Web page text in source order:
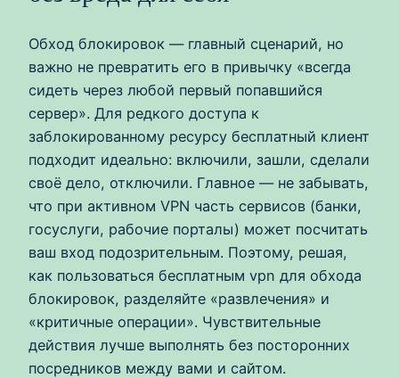
Обход блокировок — главный сценарий, но
важно не превратить его в привычку «всегда
сидеть через любой первый попавшийся
сервер». Для редкого доступа к
заблокированному ресурсу бесплатный клиент
подходит идеально: включили, зашли, сделали
своё дело, отключили. Главное — не забывать,
что при активном VPN часть сервисов (банки,
госуслуги, рабочие порталы) может посчитать
ваш вход подозрительным. Поэтому, решая,
как пользоваться бесплатным vpn для обхода
блокировок, разделяйте «развлечения» и
«критичные операции». Чувствительные
действия лучше выполнять без посторонних
посредников между вами и сайтом.